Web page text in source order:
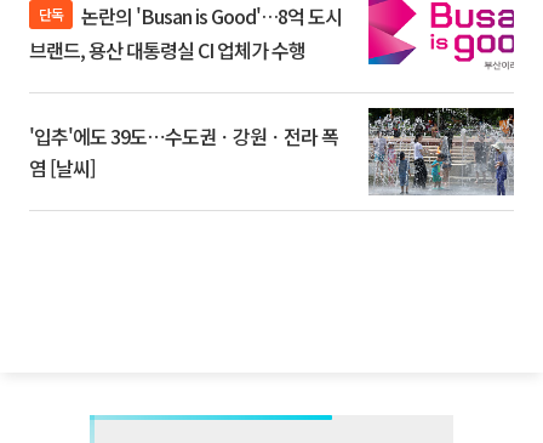
단독
브랜드, 용산 대통령실 CI 업체가 수행
'입추'에도 39도⋯수도권ㆍ강원ㆍ전라 폭
염 [날씨]